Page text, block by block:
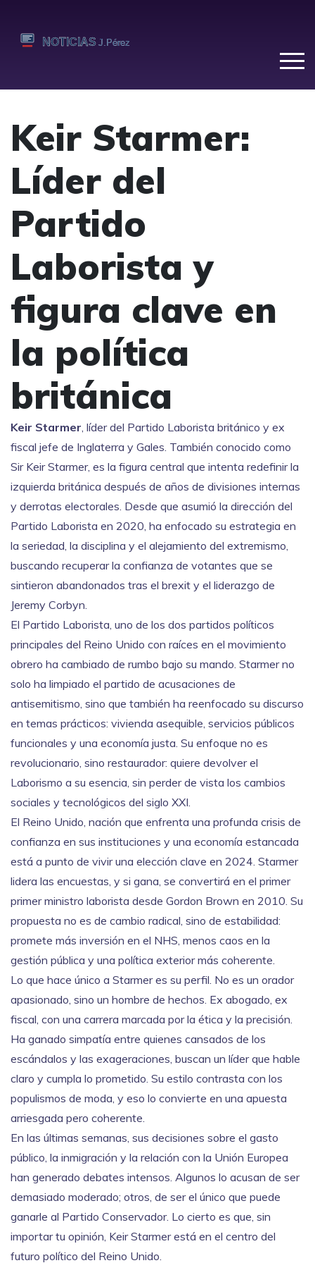
Keir Starmer:
Líder del
Partido
Laborista y
figura clave en
la política
británica
Keir Starmer, líder del Partido Laborista británico y ex
fiscal jefe de Inglaterra y Gales. También conocido como
Sir Keir Starmer, es la figura central que intenta redefinir la
izquierda británica después de años de divisiones internas
y derrotas electorales. Desde que asumió la dirección del
Partido Laborista en 2020, ha enfocado su estrategia en
la seriedad, la disciplina y el alejamiento del extremismo,
buscando recuperar la confianza de votantes que se
sintieron abandonados tras el brexit y el liderazgo de
Jeremy Corbyn.
El Partido Laborista, uno de los dos partidos políticos
principales del Reino Unido con raíces en el movimiento
obrero ha cambiado de rumbo bajo su mando. Starmer no
solo ha limpiado el partido de acusaciones de
antisemitismo, sino que también ha reenfocado su discurso
en temas prácticos: vivienda asequible, servicios públicos
funcionales y una economía justa. Su enfoque no es
revolucionario, sino restaurador: quiere devolver el
Laborismo a su esencia, sin perder de vista los cambios
sociales y tecnológicos del siglo XXI.
El Reino Unido, nación que enfrenta una profunda crisis de
confianza en sus instituciones y una economía estancada
está a punto de vivir una elección clave en 2024. Starmer
lidera las encuestas, y si gana, se convertirá en el primer
primer ministro laborista desde Gordon Brown en 2010. Su
propuesta no es de cambio radical, sino de estabilidad:
promete más inversión en el NHS, menos caos en la
gestión pública y una política exterior más coherente.
Lo que hace único a Starmer es su perfil. No es un orador
apasionado, sino un hombre de hechos. Ex abogado, ex
fiscal, con una carrera marcada por la ética y la precisión.
Ha ganado simpatía entre quienes cansados de los
escándalos y las exageraciones, buscan un líder que hable
claro y cumpla lo prometido. Su estilo contrasta con los
populismos de moda, y eso lo convierte en una apuesta
arriesgada pero coherente.
En las últimas semanas, sus decisiones sobre el gasto
público, la inmigración y la relación con la Unión Europea
han generado debates intensos. Algunos lo acusan de ser
demasiado moderado; otros, de ser el único que puede
ganarle al Partido Conservador. Lo cierto es que, sin
importar tu opinión, Keir Starmer está en el centro del
futuro político del Reino Unido.